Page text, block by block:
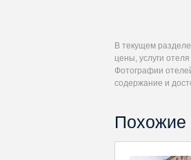
В текущем
цены, услуги
Фотографии
содержание и
Похожие